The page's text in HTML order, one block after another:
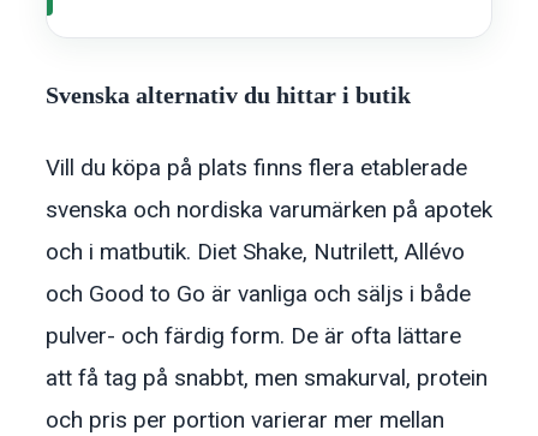
Svenska alternativ du hittar i butik
Vill du köpa på plats finns flera etablerade
svenska och nordiska varumärken på apotek
och i matbutik. Diet Shake, Nutrilett, Allévo
och Good to Go är vanliga och säljs i både
pulver- och färdig form. De är ofta lättare
att få tag på snabbt, men smakurval, protein
och pris per portion varierar mer mellan